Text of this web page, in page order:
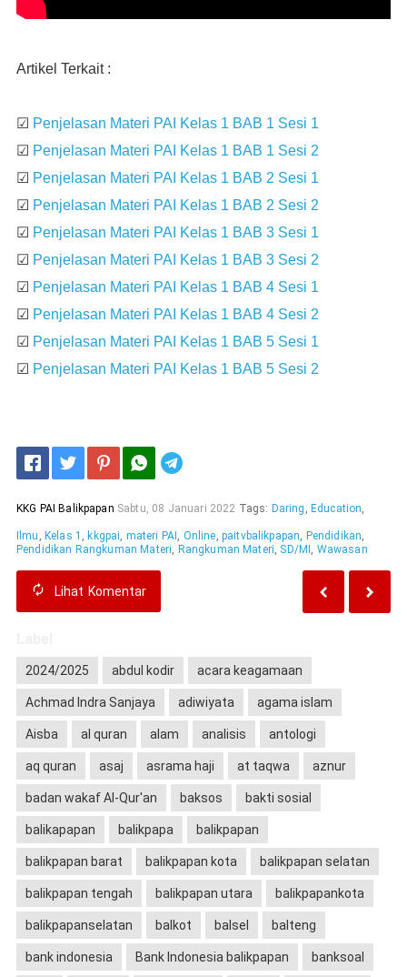
Artikel Terkait :
☑ Penjelasan Materi PAI Kelas 1 BAB 1 Sesi 1
☑ Penjelasan Materi PAI Kelas 1 BAB 1 Sesi 2
☑ Penjelasan Materi PAI Kelas 1 BAB 2 Sesi 1
☑ Penjelasan Materi PAI Kelas 1 BAB 2 Sesi 2
☑ Penjelasan Materi PAI Kelas 1 BAB 3 Sesi 1
☑ Penjelasan Materi PAI Kelas 1 BAB 3 Sesi 2
☑ Penjelasan Materi PAI Kelas 1 BAB 4 Sesi 1
☑ Penjelasan Materi PAI Kelas 1 BAB 4 Sesi 2
☑ Penjelasan Materi PAI Kelas 1 BAB 5 Sesi 1
☑ Penjelasan Materi PAI Kelas 1 BAB 5 Sesi 2
KKG PAI Balikpapan Sabtu, 08 Januari 2022 Tags: Daring , Education,
Ilmu , Kelas 1 , kkgpai, materi PAI , Online, paitvbalikpapan, Pendidikan,
Pendidikan Rangkuman Materi, Rangkuman Materi, SD/MI , Wawasan
Lihat Komentar
2024/2025 abdul kodir acara keagamaan
Achmad Indra Sanjaya adiwiyata agama islam
Aisba al quran alam analisis antologi
aq quran asaj asrama haji at taqwa aznur
badan wakaf Al-Qur'an baksos bakti sosial
balikapapan balikpapa balikpapan
balikpapan barat balikpapan kota balikpapan selatan
balikpapan tengah balikpapan utara balikpapankota
balikpapanselatan balkot balsel balteng
bank indonesia Bank Indonesia balikpapan banksoal